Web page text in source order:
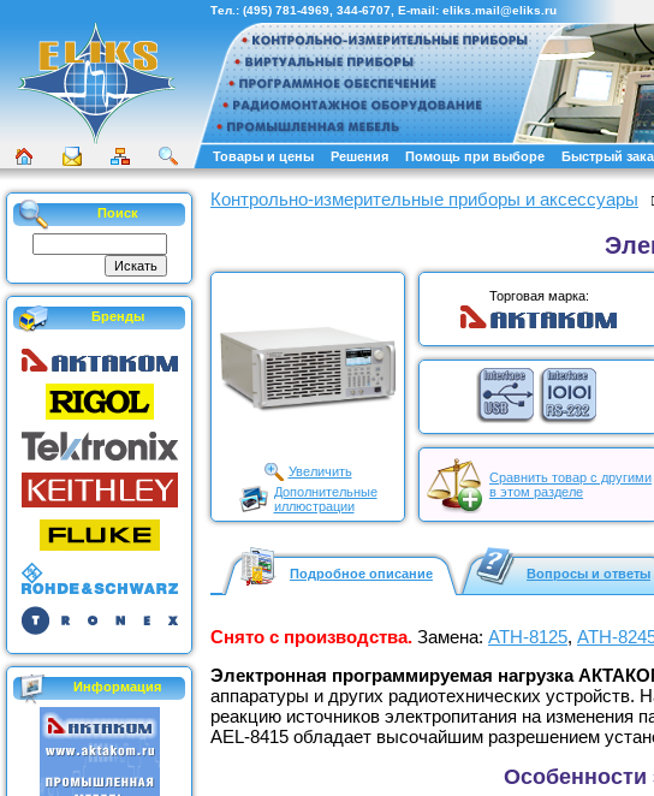
Тел.: (495) 781-4969 344-6707 , E-mail: eliks.mail@eliks.ru
Товары и цены Решения Помощь при выборе Быстрый
Поиск
Бренды
Информация
Контрольно-измерительные приборы и аксессуары
Увеличить
Дополнительные
иллюстрации
Торговая марка:
Сравнить товар с другими
в этом разделе
Подробное описание Вопросы и ответы
Снято с производства. Замена: АТН-8125, АТН-
Электронная программируемая нагрузка
аппаратуры и других радиотехнических
реакцию источников электропитания на изменения
AEL-8415 обладает высочайшим разрешением
Особенности